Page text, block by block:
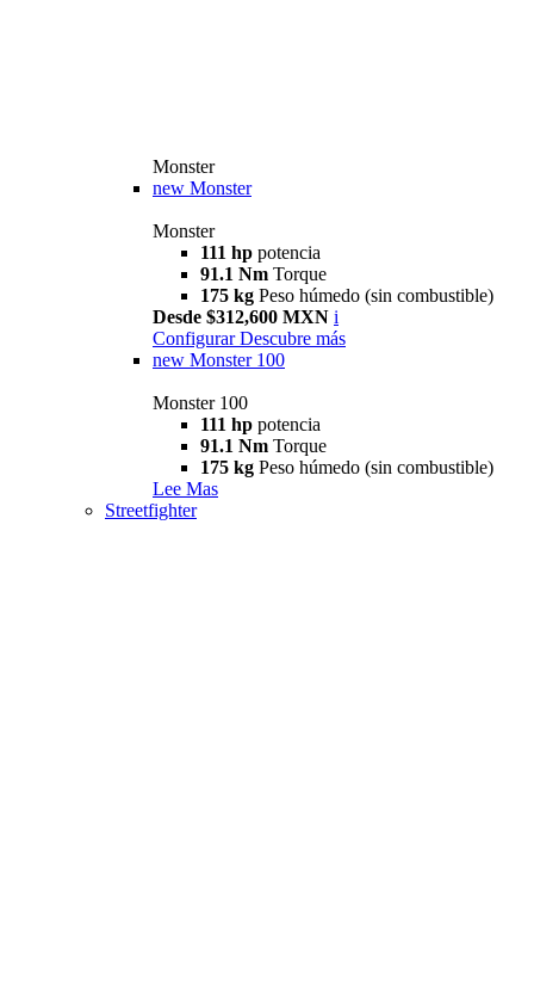
Monster
new Monster
Monster
111 hp potencia
91.1 Nm Torque
175 kg Peso húmedo (sin combustible)
Desde $312,600 MXN i
Configurar Descubre más
new Monster 100
Monster 100
111 hp potencia
91.1 Nm Torque
175 kg Peso húmedo (sin combustible)
Lee Mas
Streetfighter